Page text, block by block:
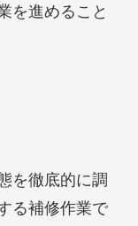
を進めること
を徹底的に調
る補修作業で